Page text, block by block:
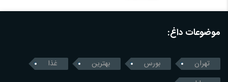
موضوعات داغ:
تهران بورس بهترین
غذا